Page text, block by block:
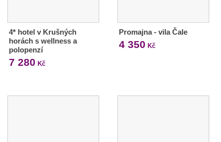
4* hotel v Krušných
horách s wellness a
polopenzí
7 280 Kč
Promajna - vila Čale
4 350 Kč